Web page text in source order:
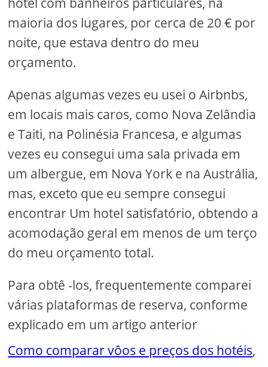
maioria dos lugares, por cerca de 20 € por
noite, que estava dentro do meu
orçamento.
Apenas algumas vezes eu usei o Airbnbs,
em locais mais caros, como Nova Zelândia
e Taiti, na Polinésia Francesa, e algumas
vezes eu consegui uma sala privada em
um albergue, em Nova York e na Austrália,
mas, exceto que eu sempre consegui
encontrar Um hotel satisfatório, obtendo a
acomodação geral em menos de um terço
do meu orçamento total.
Para obtê -los, frequentemente comparei
várias plataformas de reserva, conforme
explicado em um artigo anterior
Como comparar vôos e preços dos hotéis,